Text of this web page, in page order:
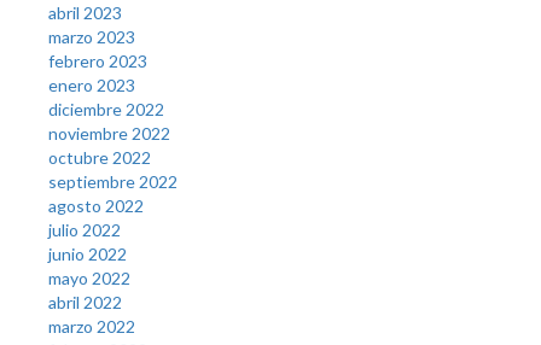
abril 2023
marzo 2023
febrero 2023
enero 2023
diciembre 2022
noviembre 2022
octubre 2022
septiembre 2022
agosto 2022
julio 2022
junio 2022
mayo 2022
abril 2022
marzo 2022